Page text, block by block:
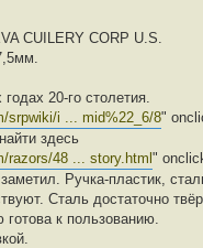
CUILERY CORP U.S.
20-го столетия.
srpwiki/i ... mid%22_6/8"
здесь
razors/48 ... story.html "
Ручка-пластик,
Сталь достаточно
к пользованию.